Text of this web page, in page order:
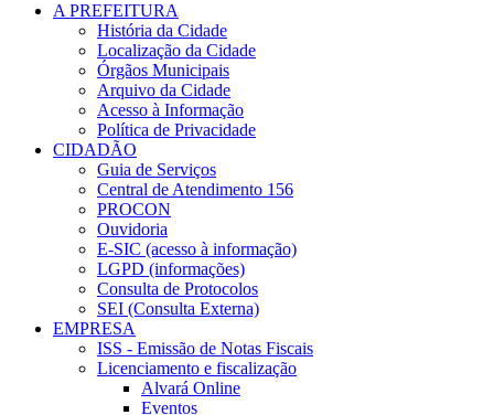
A PREFEITURA
História da Cidade
Localização da Cidade
Órgãos Municipais
Arquivo da Cidade
Acesso à Informação
Política de Privacidade
CIDADÃO
Guia de Serviços
Central de Atendimento 156
PROCON
Ouvidoria
E-SIC (acesso à informação)
LGPD (informações)
Consulta de Protocolos
SEI (Consulta Externa)
EMPRESA
ISS - Emissão de Notas Fiscais
Licenciamento e fiscalização
Alvará Online
Eventos